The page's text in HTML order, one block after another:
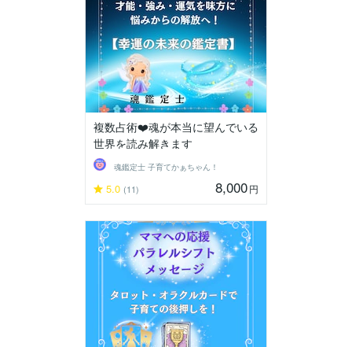
複数占術❤️魂が本当に望んでいる
世界を読み解きます
魂鑑定士 子育てかぁちゃん！
5.0 (11) 8,000円